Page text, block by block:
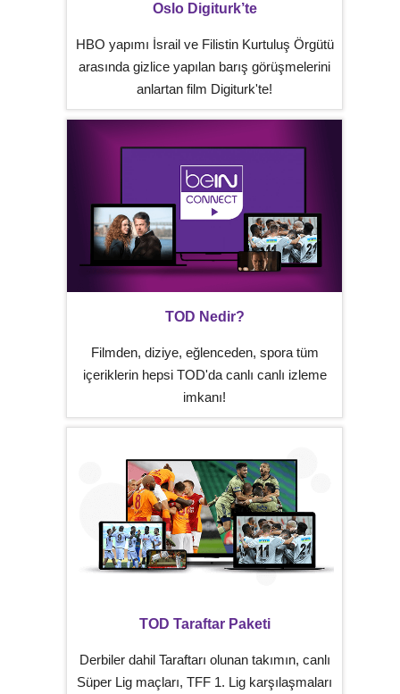
Oslo Digiturk’te
HBO yapımı İsrail ve Filistin Kurtuluş Örgütü
arasında gizlice yapılan barış görüşmelerini
anlartan film Digiturk'te!
TOD Nedir?
Filmden, diziye, eğlenceden, spora tüm
içeriklerin hepsi TOD'da canlı canlı izleme
imkanı!
TOD Taraftar Paketi
Derbiler dahil Taraftarı olunan takımın, canlı
Süper Lig maçları, TFF 1. Lig karşılaşmaları